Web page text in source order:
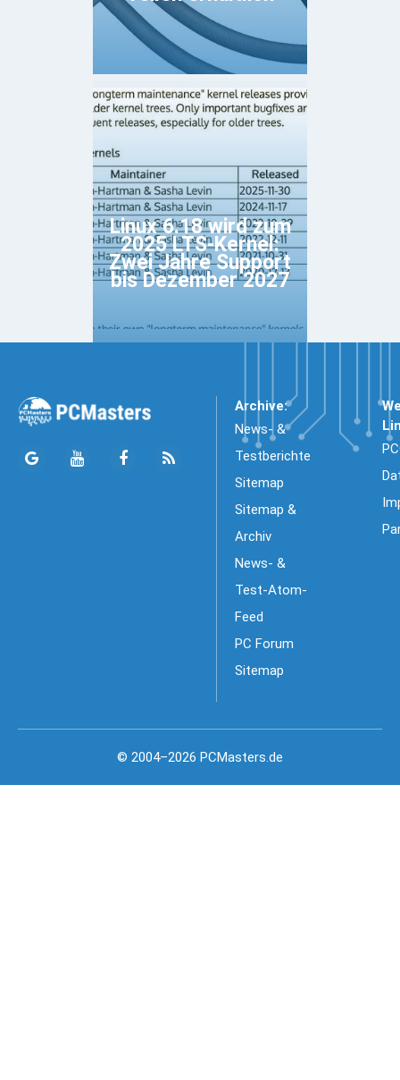
Linux 6.18 wird zum
2025 LTS-Kernel:
Zwei Jahre Support
bis Dezember 2027
Archive:
News- &
Testberichte
Sitemap
Sitemap &
Archiv
News- &
Test-Atom-
Feed
PC Forum
Sitemap
© 2004–2026 PCMasters.de